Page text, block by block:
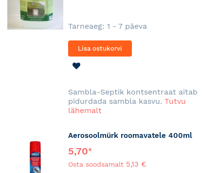
Tarneaeg: 1 - 7 päeva
Lisa ostukorvi
Sambla-Septik kontsentraat aitab
pidurdada sambla kasvu. Tutvu
lähemalt
Aerosoolmürk roomavatele 400ml
5,70€
Osta soodsamalt 5,13 €